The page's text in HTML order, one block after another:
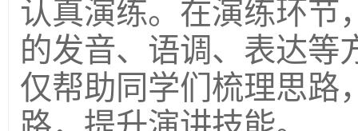
认真演练。在演练环节
的发音、语调、表达等
仅帮助同学们梳理思路